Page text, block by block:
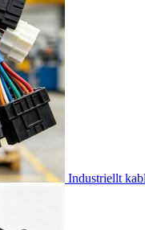
Industriellt